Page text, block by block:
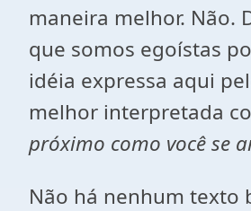
maneira melhor. Não.
que somos egoístas
idéia expressa aqui
melhor interpretada
próximo como você se
Não há nenhum texto